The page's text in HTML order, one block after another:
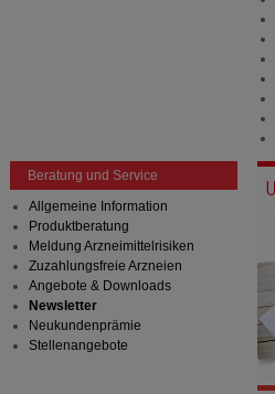
Beratung und Service
Allgemeine Information
Produktberatung
Meldung Arzneimittelrisiken
Zuzahlungsfreie Arzneien
Angebote & Downloads
Newsletter
Neukundenprämie
Stellenangebote